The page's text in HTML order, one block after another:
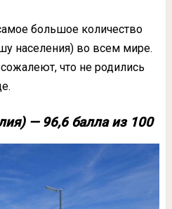
большое количество
населения) во всем мире.
что не родились
— 96,6 балла из 100